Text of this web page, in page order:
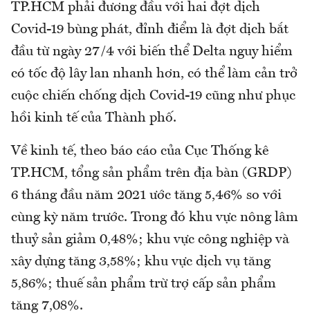
TP.HCM phải đương đầu với hai đợt dịch
Covid-19 bùng phát, đỉnh điểm là đợt dịch bắt
đầu từ ngày 27/4 với biến thể Delta nguy hiểm
có tốc độ lây lan nhanh hơn, có thể làm cản trở
cuộc chiến chống dịch Covid-19 cũng như phục
hồi kinh tế của Thành phố.
Về kinh tế, theo báo cáo của Cục Thống kê
TP.HCM, tổng sản phẩm trên địa bàn (GRDP)
6 tháng đầu năm 2021 ước tăng 5,46% so với
cùng kỳ năm trước. Trong đó khu vực nông lâm
thuỷ sản giảm 0,48%; khu vực công nghiệp và
xây dựng tăng 3,58%; khu vực dịch vụ tăng
5,86%; thuế sản phẩm trừ trợ cấp sản phẩm
tăng 7,08%.